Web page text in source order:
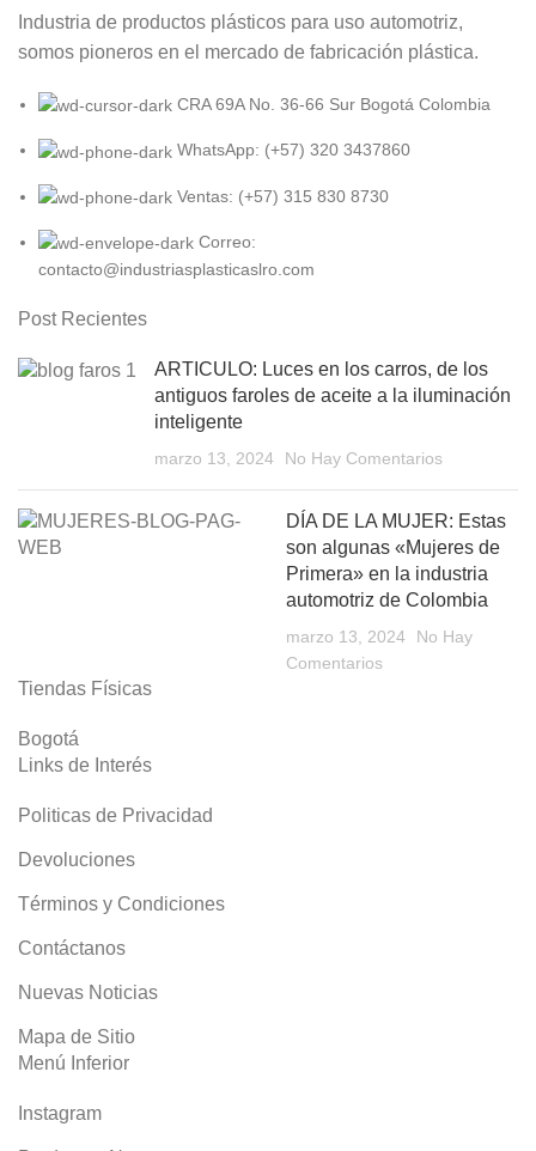
Industria de productos plásticos para uso automotriz,
somos pioneros en el mercado de fabricación plástica.
CRA 69A No. 36-66 Sur Bogotá Colombia
WhatsApp: (+57) 320 3437860
Ventas: (+57) 315 830 8730
Correo:
contacto@industriasplasticaslro.com
Post Recientes
ARTICULO: Luces en los carros, de los
antiguos faroles de aceite a la iluminación
inteligente
marzo 13, 2024 No Hay Comentarios
DÍA DE LA MUJER: Estas
son algunas «Mujeres de
Primera» en la industria
automotriz de Colombia
marzo 13, 2024
No Hay
Comentarios
Tiendas Físicas
Bogotá
Links de Interés
Politicas de Privacidad
Devoluciones
Términos y Condiciones
Contáctanos
Nuevas Noticias
Mapa de Sitio
Menú Inferior
Instagram